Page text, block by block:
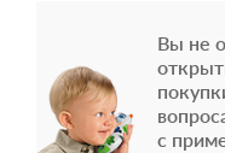
Вы не
с